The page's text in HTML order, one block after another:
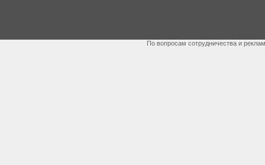
По вопросам сотрудничества и